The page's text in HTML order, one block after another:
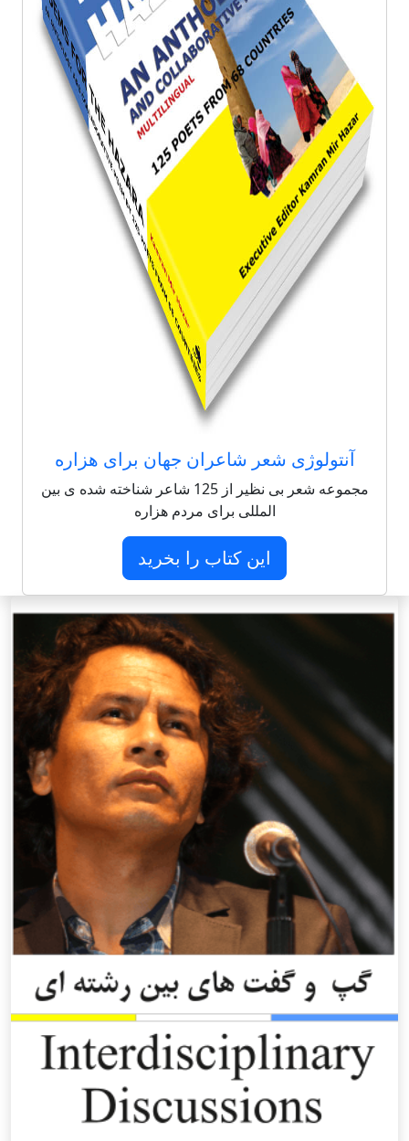
آنتولوژی شعر شاعران جهان برای هزاره
مجموعه شعر بی نظیر از 125 شاعر شناخته شده ی بین
المللی برای مردم هزاره
این کتاب را بخرید